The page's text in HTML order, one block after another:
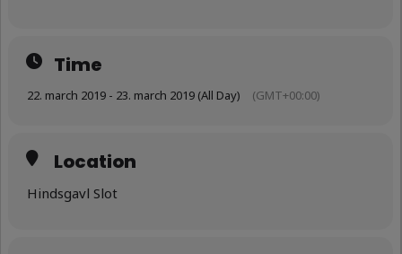
Time
22. march 2019 - 23. march 2019 (All Day) (GMT+00:00)
Location
Hindsgavl Slot